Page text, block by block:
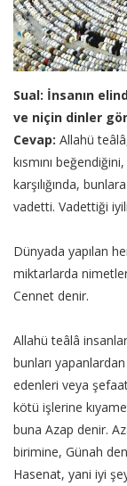
Sual: İnsanın
ve niçin dinler
Cevap: Allahü
kısmını
karşılığında,
vadetti. Vadettiği
Dünyada yapılan
miktarlarda
Cennet denir.
Allahü teâlâ
bunları
edenleri veya
kötü işlerine
buna Azap denir.
birimine, Günah
Hasenat, yani iyi